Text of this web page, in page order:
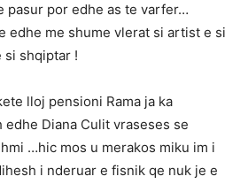
pasur por edhe as te varfer…
edhe me shume vlerat si artist e si
si shqiptar !
lloj pensioni Rama ja ka
Diana Culit vraseses se
…hic mos u merakos miku im i
i nderuar e fisnik qe nuk je e